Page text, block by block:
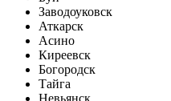
Заводоуковск
Аткарск
Асино
Киреевск
Богородск
Тайга